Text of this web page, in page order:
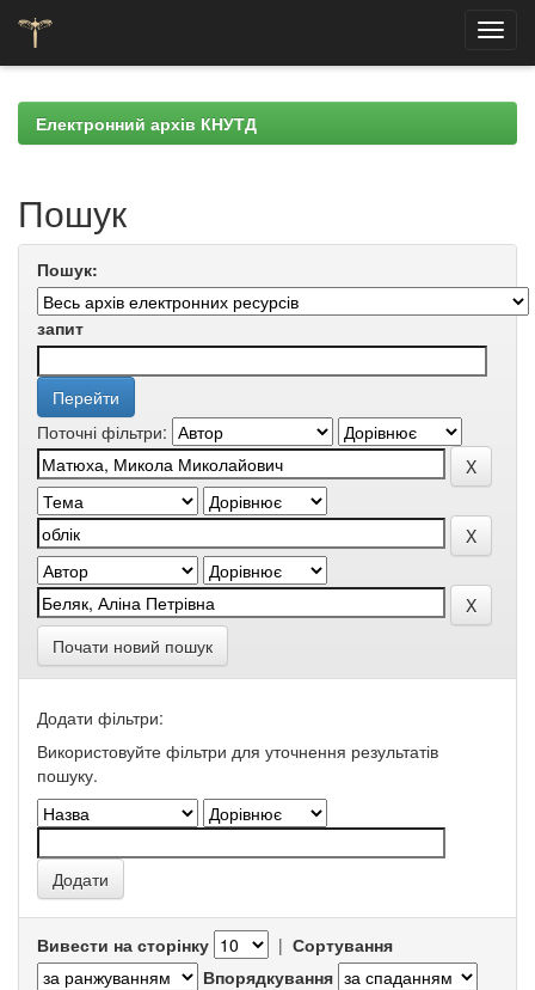
navigationЕлектронний архів КНУТД
Пошук
Пошук:
запит
Поточні фільтри:
Почати новий пошук
Додати фільтри:
Використовуйте фільтри для уточнення результатів
пошуку.
Вивести на сторінку | Сортування
Впорядкування